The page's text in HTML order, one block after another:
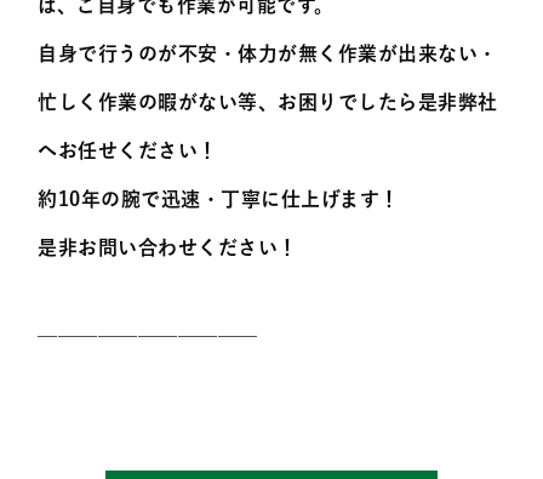
ば、ご自身でも作業が可能です。
自身で行うのが不安・体力が無く作業が出来ない・
忙しく作業の暇がない等、お困りでしたら是非弊社
へお任せください！
約10年の腕で迅速・丁寧に仕上げます！
是非お問い合わせください！
———————————